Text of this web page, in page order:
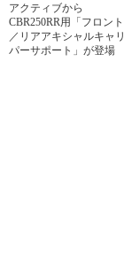
アクティブから
CBR250RR用「フロント
／リアアキシャルキャリ
パーサポート」が登場